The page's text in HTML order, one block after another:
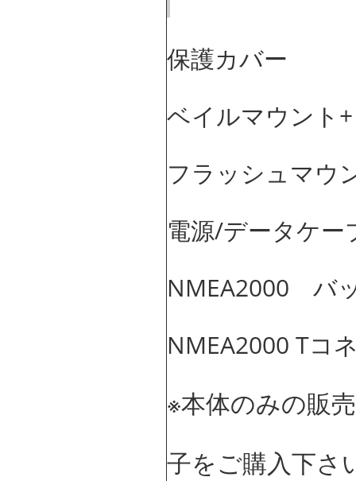
保護カバー
ベイルマウント
フラッシュマウ
電源/データケー
NMEA2000 バ
NMEA2000 Tコ
※本体のみの販
子をご購入下さ